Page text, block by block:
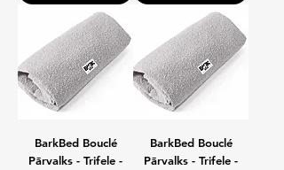
BarkBed Bouclé
Pārvalks - Trifele -
BarkBed Bouclé
Pārvalks - Trifele -